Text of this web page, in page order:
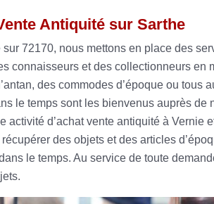
Antiquité sur Sarthe
sur 72170, nous mettons en place des
connaisseurs et des collectionneurs en
des commodes d’époque ou tous
le temps sont les bienvenus auprès de
activité d’achat vente antiquité à Vernie
des objets et des articles
le temps. Au service de toute